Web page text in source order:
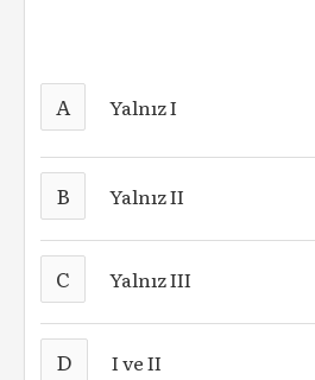
A Yalnız I
B Yalnız II
C Yalnız III
D I ve II